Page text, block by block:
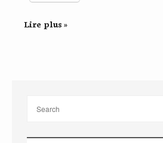
Lire plus »